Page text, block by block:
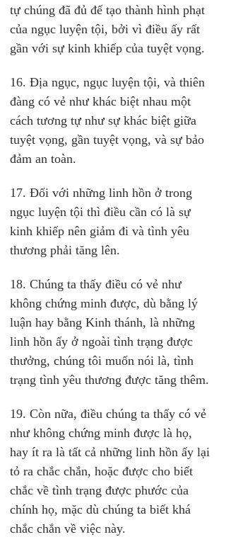
tự chúng đã đủ để tạo thành hình phạt
của ngục luyện tội, bởi vì điều ấy rất
gần với sự kinh khiếp của tuyệt vọng.
16. Địa ngục, ngục luyện tội, và thiên
đàng có vẻ như khác biệt nhau một
cách tương tự như sự khác biệt giữa
tuyệt vọng, gần tuyệt vọng, và sự bảo
đảm an toàn.
17. Đối với những linh hồn ở trong
ngục luyện tội thì điều cần có là sự
kinh khiếp nên giảm đi và tình yêu
thương phải tăng lên.
18. Chúng ta thấy điều có vẻ như
không chứng minh được, dù bằng lý
luận hay bằng Kinh thánh, là những
linh hồn ấy ở ngoài tình trạng được
thưởng, chúng tôi muốn nói là, tình
trạng tình yêu thương được tăng thêm.
19. Còn nữa, điều chúng ta thấy có vẻ
như không chứng minh được là họ,
hay ít ra là tất cả những linh hồn ấy lại
tỏ ra chắc chắn, hoặc được cho biết
chắc về tình trạng được phước của
chính họ, mặc dù chúng ta biết khá
chắc chắn về việc này.